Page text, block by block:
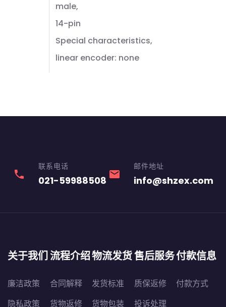
male,
14-pin
Special characteristics,
linear encoder: none
phone
联系电话
021-59988508 email
邮件地址
info@shzex.com
关于我们
廉洁政策
隐私政策
流程介绍
合同解释
货物返修
物流发货
发货标准
货物包装
售后服务
质保返修
投诉处理
付款信息
付款方式